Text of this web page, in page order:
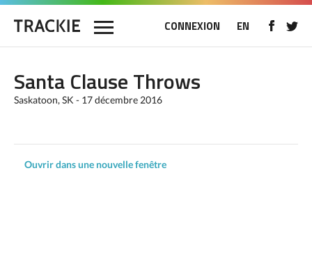
CONNEXION EN
Santa Clause Throws
Saskatoon, SK - 17 décembre 2016
Ouvrir dans une nouvelle fenêtre